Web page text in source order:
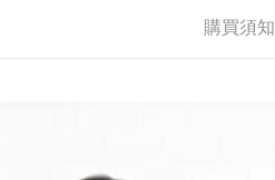
購買須知